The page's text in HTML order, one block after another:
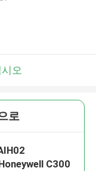
오
로
C300